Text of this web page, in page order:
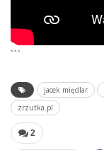
```
jacek międlar
zrzutka.pl
2